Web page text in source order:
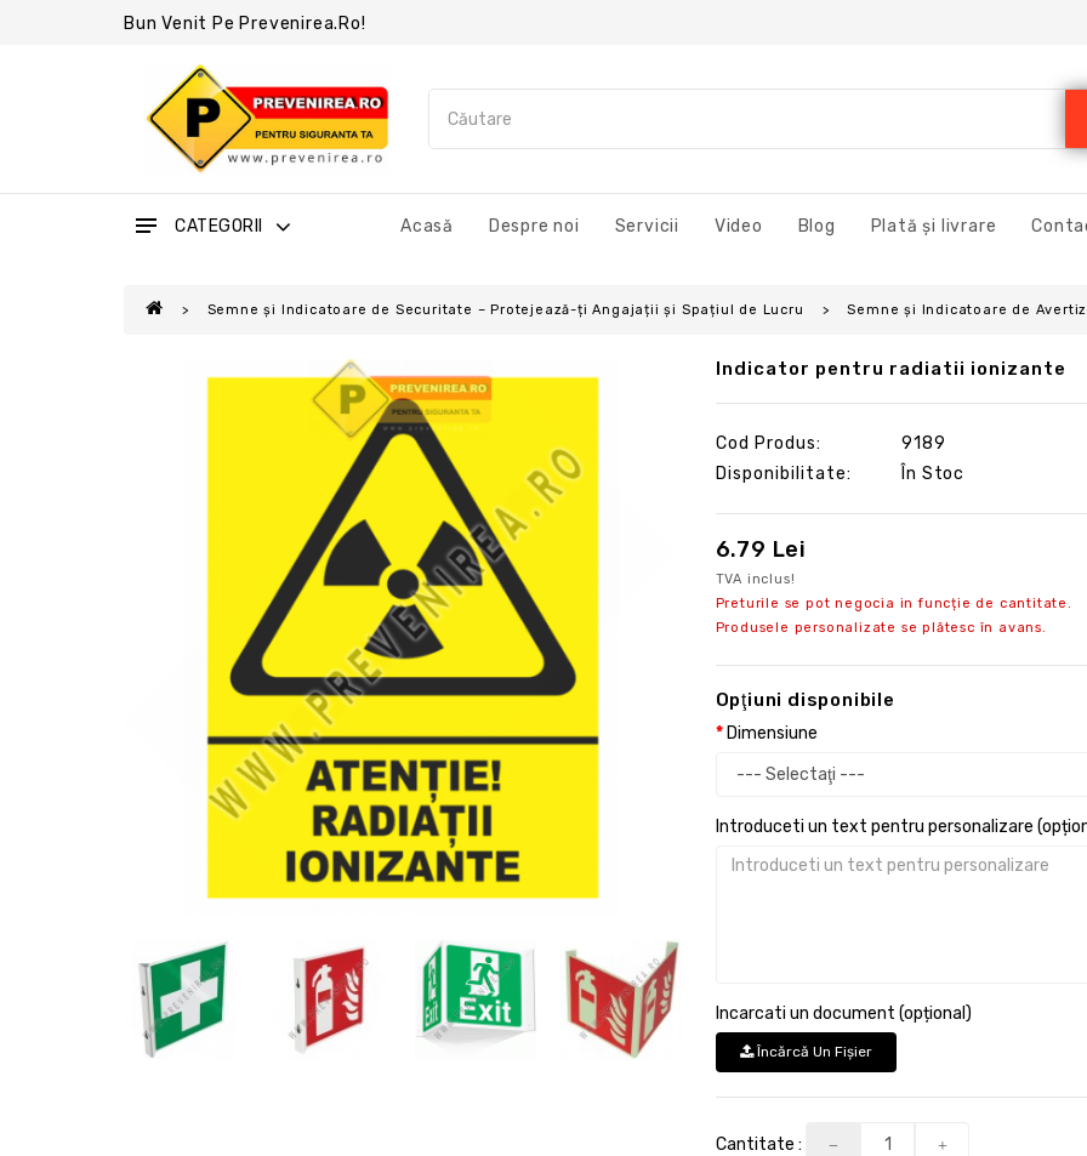
Bun Venit Pe Prevenirea.ro!
CATEGORII Acasă Despre noi Servicii Video Blog Plată și livrare
Semne și Indicatoare de Securitate – Protejează-ți Angajații și Spațiul de Lucru Semne și Indicatoare de
Indicator pentru radiatii ionizante
Cod Produs:
9189
Disponibilitate:
În Stoc
6.79 Lei
TVA inclus!
Preturile se pot negocia in funcție de cantitate.
Produsele personalizate se plătesc în avans.
Opţiuni disponibile
Dimensiune
Introduceti un text pentru personalizare
Incarcati un document (opțional)
Încărcă Un Fişier
Cantitate :